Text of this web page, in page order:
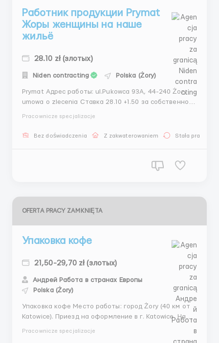
Работник продукции Prymat
Жоры женщины на наше
жильё
28.10 zł (злотых)
Niden contracting Polska (Żory)
Prymat Адрес работы: ul.Pukowca 93A, 44-240 Żory
umowa o zlecenia Ставка 28.10 +1.50 за собственное
понедельника по пятницу с 5:30 до 14:00, с 14:00 до
Pracownicze specjalizacje
Bez doświadczenia Z zakwaterowaniem Stała praca
OFERTA PRACY ZAMKNIĘTA
Упаковка кофе
21,50-29,70 zł (злотых)
Андрей Работа в странах Европы
Polska (Żory)
Упаковка кофе Место работы: город Żory (40 км от
Katowice). Приезд на оформление в г. Katowice. На
Pracownicze specjalizacje